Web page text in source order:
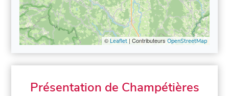
© Leaflet| Contributeurs OpenStreetMap
Présentation de Champétières